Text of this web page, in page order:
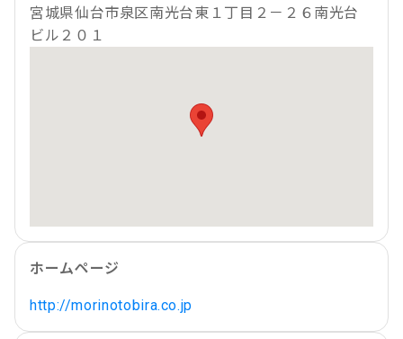
宮城県仙台市泉区南光台東１丁目２－２６南光台
ビル２０１
ホームページ
http://morinotobira.co.jp